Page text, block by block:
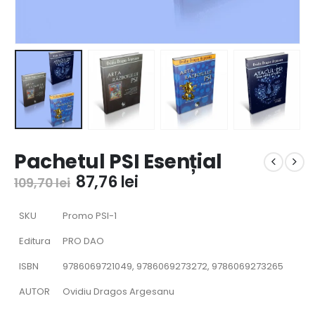
Pachetul PSI Esențial
109,70lei 87,76lei
SKU
Promo PSI-1
Editura
PRO DAO
ISBN
9786069721049, 9786069273272, 9786069273265
AUTOR
Ovidiu Dragos Argesanu